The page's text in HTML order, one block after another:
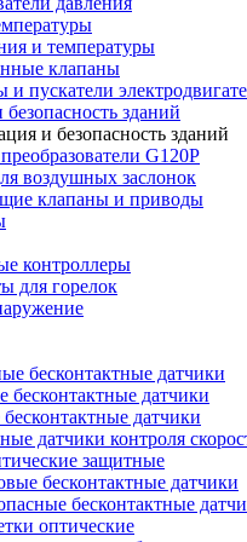
и температуры
клапаны
и пускатели
зданий
и безопасность зданий
G120P
воздушных заслонок
клапаны и приводы
контроллеры
для горелок
бесконтактные датчики
бесконтактные датчики
датчики
датчики контроля
защитные
бесконтактные датчики
бесконтактные
оптические